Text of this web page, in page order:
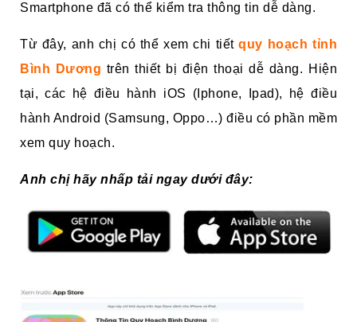
Smartphone đã có thể kiểm tra thông tin dễ dàng.
Từ đây, anh chị có thể xem chi tiếtquy hoạch tỉnh
Bình Dương trên thiết bị điện thoại dễ dàng. Hiện
tại, các hệ điều hành iOS (Iphone, Ipad), hệ điều
hành Android (Samsung, Oppo…) điều có phần mềm
xem quy hoạch.
Anh chị hãy nhấp tải ngay dưới đây: